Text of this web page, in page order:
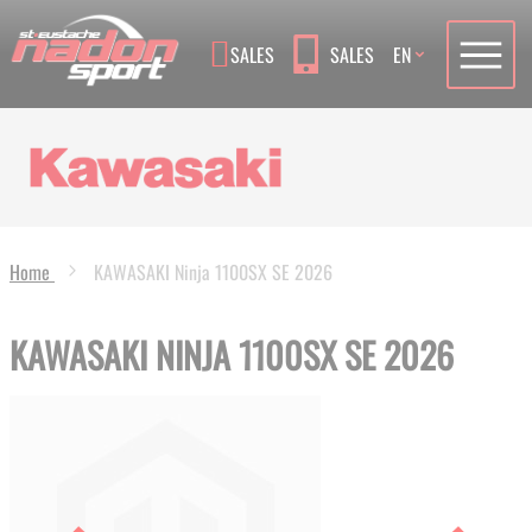
SALES SALES Language
EN
Home KAWASAKI Ninja 1100SX SE 2026
KAWASAKI NINJA 1100SX SE 2026